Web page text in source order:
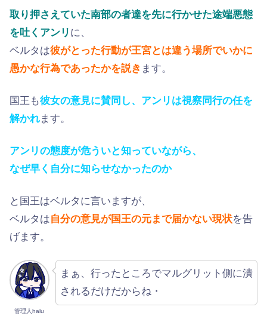
取り押さえていた南部の者達を先に行かせた途端悪態
を吐くアンリ に、
ベルタは彼がとった行動が王宮とは違う場所でいかに
愚かな行為であったかを説き ます。
国王も彼女の意見に賛同し、アンリは視察同行の任を
解かれます。
アンリの態度が危ういと知っていながら、
なぜ早く自分に知らせなかったのか
と国王はベルタに言いますが、
ベルタは自分の意見が国王の元まで届かない現状を告
げます。
管理人halu
まぁ、行ったところでマルグリット側に潰
されるだけだからね・